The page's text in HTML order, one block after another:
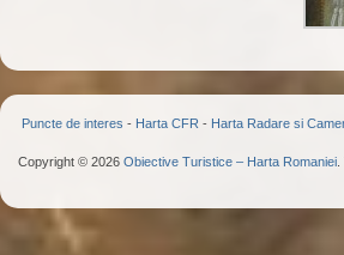
Puncte de interes - Harta CFR - Harta Radare si
Copyright © 2026 Obiective Turistice – Harta Romaniei